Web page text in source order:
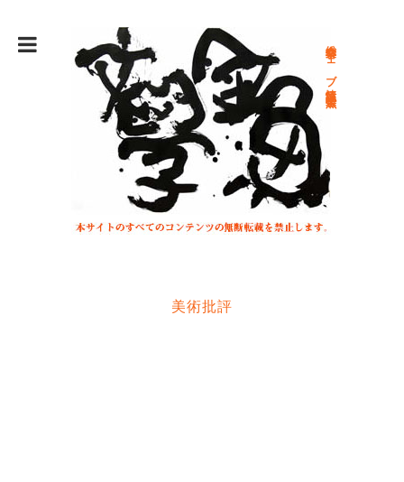
総合文学ウェブ情報誌 文学金魚
美術批評